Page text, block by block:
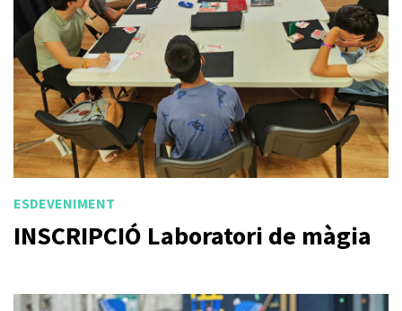
ESDEVENIMENT
INSCRIPCIÓ Laboratori de màgia